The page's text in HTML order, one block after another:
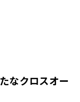
なクロスオー